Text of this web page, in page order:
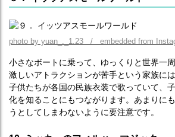
photo by yuan_._1.23 / embedded from
小さなボートに乗って、ゆっくりと世界一
激しいアトラクションが苦手という家族に
子供たちが各国の民族衣装で歌っていて、
化を知ることにもつながります。あまりに
うとしてしまわないように要注意です。